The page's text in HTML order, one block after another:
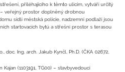
přiléhajícího k těmto ulicím, vytváří určitý
veřejný prostor doplněný drobnou
sídlí městská policie, nadzemní podlaží jsou
startovacích bytů a střešní prostor s terasou
doc. Ing. arch. Jakub Kynčl, Ph.D. (ČKA 02672,
Kajan (1103191, TG00) – stavbyvedoucí